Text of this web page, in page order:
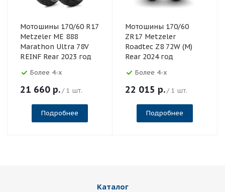
Мотошины 170/60 R17
Metzeler ME 888
Marathon Ultra 78V
REINF Rear 2023 год
Более 4-х
21 660 р./ 1 шт.
Подробнее
Мотошины 170/60
ZR17 Metzeler
Roadtec Z8 72W (M)
Rear 2024 год
Более 4-х
22 015 р./ 1 шт.
Подробнее
Каталог